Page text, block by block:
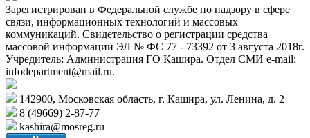
Зарегистрирован в Федеральной службе по надзору в сфере
связи, информационных технологий и массовых
коммуникаций. Свидетельство о регистрации средства
массовой информации ЭЛ № ФС 77 - 73392 от 3 августа 2018г.
Учредитель: Администрация ГО Кашира. Отдел СМИ e-mail:
infodepartment@mail.ru.
142900, Московская область, г. Кашира, ул. Ленина, д. 2
8 (49669) 2-87-77
kashira@mosreg.ru